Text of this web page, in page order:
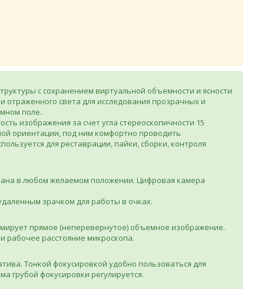
с сохранением виртуальной объемности и ясности
света для исследования прозрачных и
поле.
изображения за счет угла стереоскопичности 15
ориентации, под ним комфортно проводить
для реставрации, пайки, сборки, контроля
в любом желаемом положении. Цифровая камера
зрачком для работы в очках.
прямое (неперевернутое) объемное изображение.
рабочее расстояние микроскопа.
Тонкой фокусировкой удобно пользоваться для
грубой фокусировки регулируется.